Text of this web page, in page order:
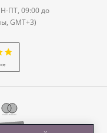
ПТ, 09:00 до
GMT+3)